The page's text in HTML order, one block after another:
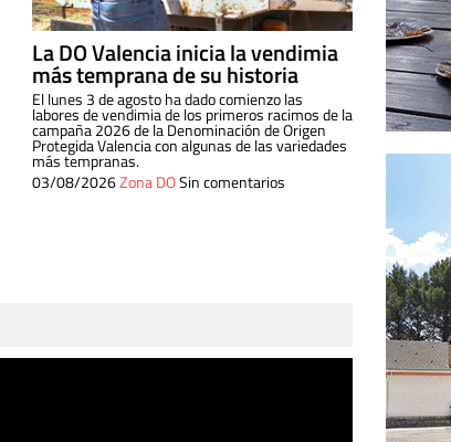
La DO Valencia inicia la vendimia
más temprana de su historia
El lunes 3 de agosto ha dado comienzo las
labores de vendimia de los primeros racimos de la
campaña 2026 de la Denominación de Origen
Protegida Valencia con algunas de las variedades
más tempranas.
03/08/2026Zona DOSin comentarios